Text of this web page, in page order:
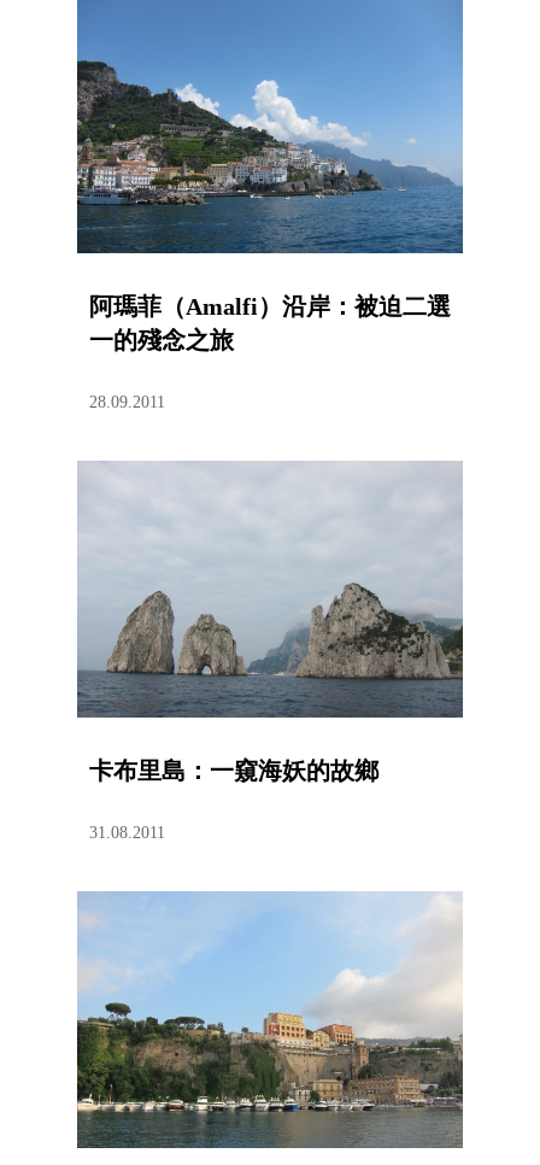
阿瑪菲（Amalfi）沿岸：被迫二選
一的殘念之旅
28.09.2011
卡布里島：一窺海妖的故鄉
31.08.2011